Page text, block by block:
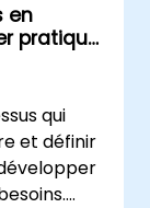
en
pratique
qui
et définir